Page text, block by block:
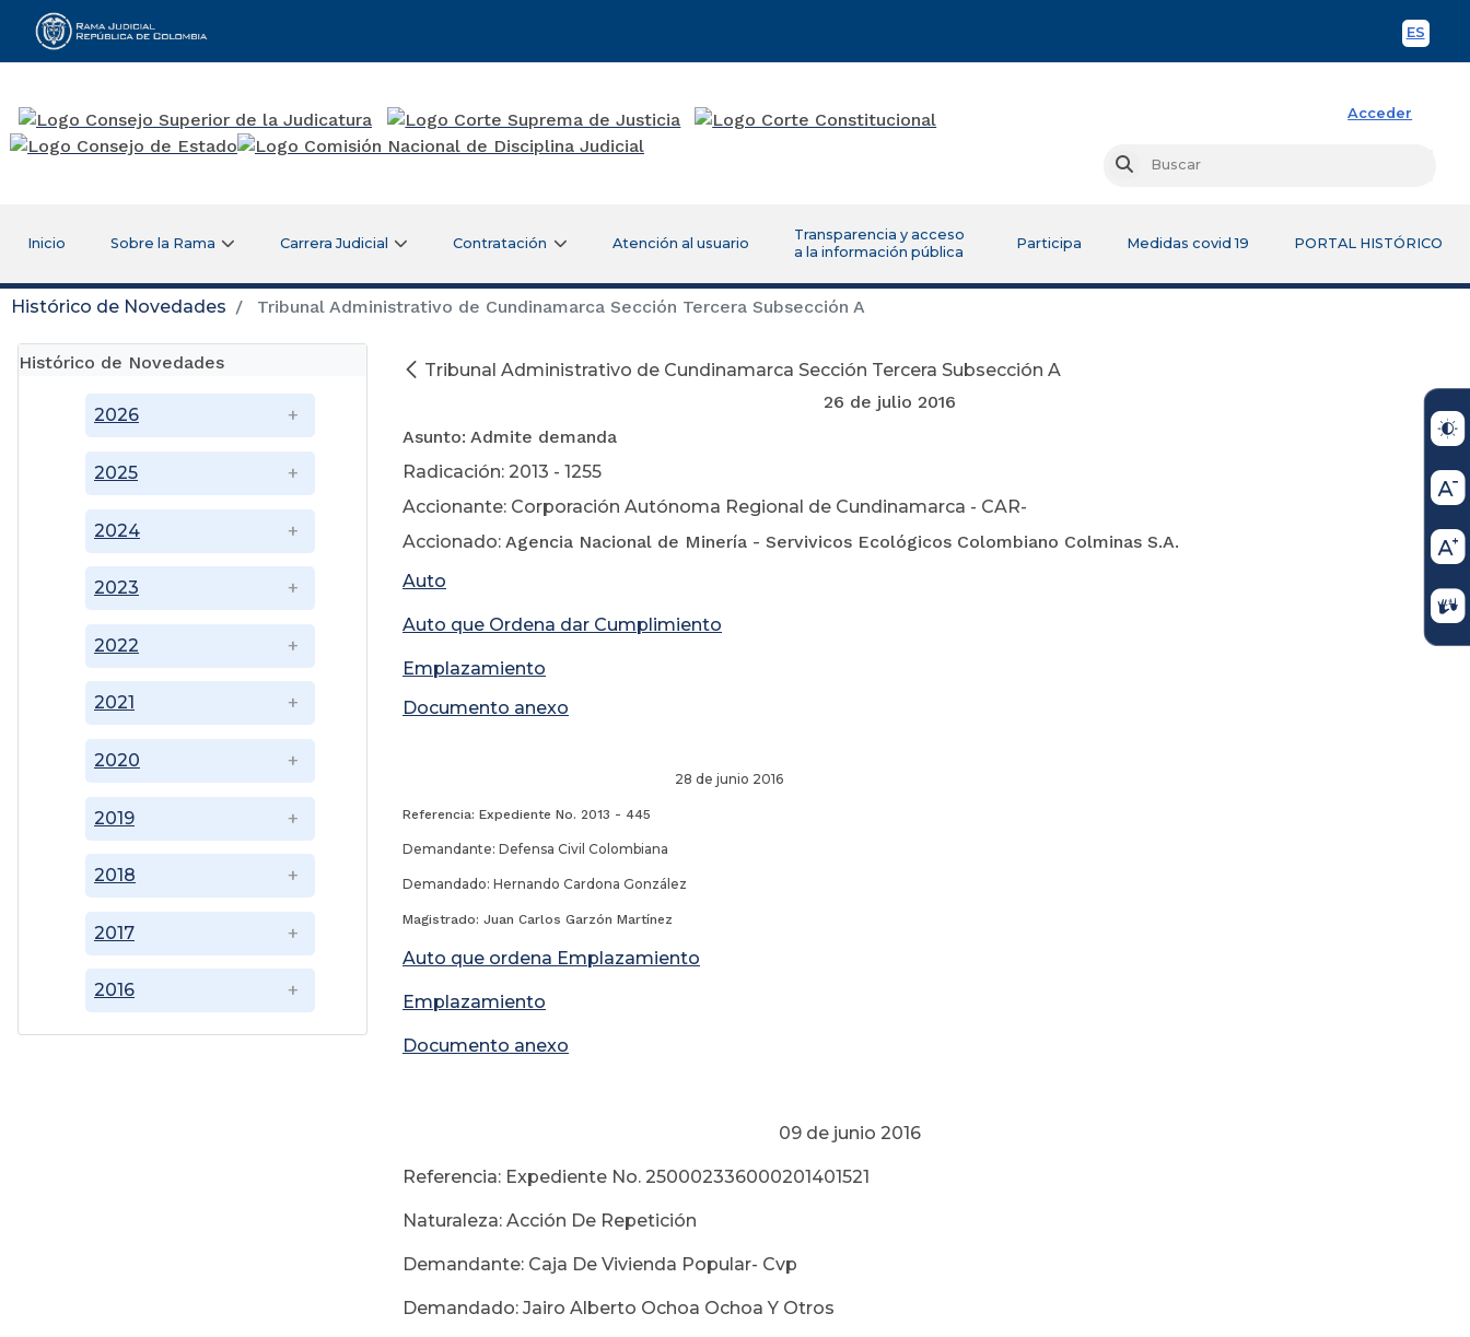
ES
Rama Judicial
Acceder
Buscar
Inicio Sobre la Rama Carrera Judicial Contratación Atención al usuario
Transparencia y acceso
a la información pública
Participa Medidas covid 19 PORTAL HISTÓRICO
Histórico de Novedades Tribunal Administrativo de Cundinamarca Sección Tercera Subsección A
Histórico de Novedades
2016
2017
2018
2019
2020
2021
2022
2023
2024
2025
2026
Tribunal Administrativo de Cundinamarca Sección Tercera Subsección A
26 de julio 2016
Asunto: Admite demanda
Radicación: 2013 - 1255
Accionante: Corporación Autónoma Regional de Cundinamarca - CAR-
Accionado: Agencia Nacional de Minería - Servivicos Ecológicos Colombiano Colminas S.A.
Auto
Auto que Ordena dar Cumplimiento
Emplazamiento
Documento anexo
28 de junio 2016
Referencia: Expediente No. 2013 - 445
Demandante: Defensa Civil Colombiana
Demandado: Hernando Cardona González
Magistrado: Juan Carlos Garzón Martínez
Auto que ordena Emplazamiento
Emplazamiento
Documento anexo
09 de junio 2016
Referencia: Expediente No. 250002336000201401521
Naturaleza: Acción De Repetición
Demandante: Caja De Vivienda Popular- Cvp
Demandado: Jairo Alberto Ochoa Ochoa Y Otros